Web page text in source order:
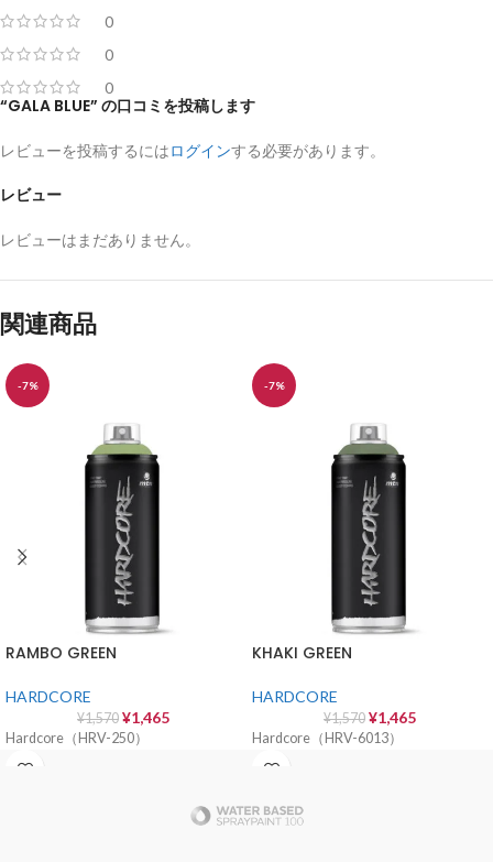
0
0
0
レビュー
レビューはまだありません。
“GALA BLUE” の口コミを投稿します
レビューを投稿するにはログインする必要があります。
関連商品
-7%
RAMBO GREEN
HARDCORE
¥1,570 ¥1,465
Hardcore（HRV-250）
-7%
KHAKI GREEN
HARDCORE
¥1,570 ¥1,465
Hardcore（HRV-6013）